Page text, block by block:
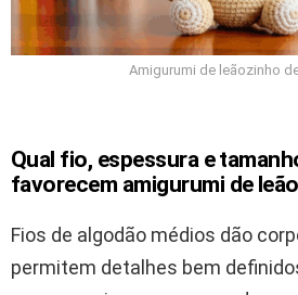
Amigurumi de leãozinho
Qual fio, espessura e
favorecem amigurumi de
Fios de algodão médios dão
permitem detalhes bem